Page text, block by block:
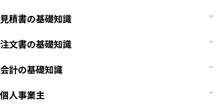
見積書の基礎知識
注文書の基礎知識
会計の基礎知識
個人事業主